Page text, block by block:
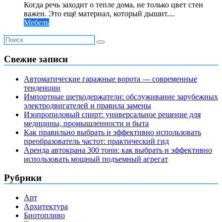
Когда речь заходит о тепле дома, не только цвет стен
важен. Это ещё материал, который дышит....
Мебель
Свежие записи
Автоматические гаражные ворота — современные
тенденции
Импортные щеткодержатели: обслуживание зарубежных
электродвигателей и правила замены
Изопропиловый спирт: универсальное решение для
медицины, промышленности и быта
Как правильно выбрать и эффективно использовать
преобразователь частот: практический гид
Аренда автокрана 300 тонн: как выбрать и эффективно
использовать мощный подъемный агрегат
Рубрики
Арт
Архитектура
Биотопливо